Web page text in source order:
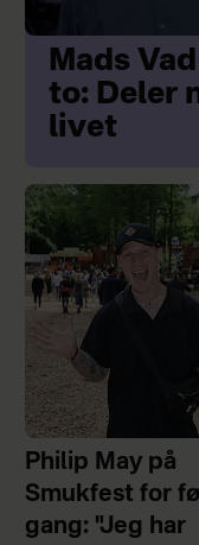
Mads
to: Deler
livet
Philip May på
Smukfest for
gang: "Jeg har